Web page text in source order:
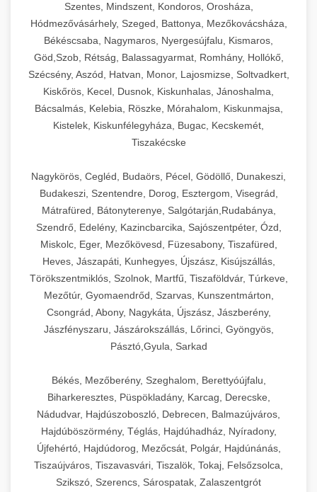
Szentes, Mindszent, Kondoros, Orosháza,
Hódmezővásárhely, Szeged, Battonya, Mezőkovácsháza,
Békéscsaba, Nagymaros, Nyergesújfalu, Kismaros,
Göd,Szob, Rétság, Balassagyarmat, Romhány, Hollókő,
Szécsény, Aszód, Hatvan, Monor, Lajosmizse, Soltvadkert,
Kiskőrös, Kecel, Dusnok, Kiskunhalas, Jánoshalma,
Bácsalmás, Kelebia, Röszke, Mórahalom, Kiskunmajsa,
Kistelek, Kiskunfélegyháza, Bugac, Kecskemét,
Tiszakécske
Nagykörös, Cegléd, Budaörs, Pécel, Gödöllő, Dunakeszi,
Budakeszi, Szentendre, Dorog, Esztergom, Visegrád,
Mátrafüred, Bátonyterenye, Salgótarján,Rudabánya,
Szendrő, Edelény, Kazincbarcika, Sajószentpéter, Ózd,
Miskolc, Eger, Mezőkövesd, Füzesabony, Tiszafüred,
Heves, Jászapáti, Kunhegyes, Újszász, Kisújszállás,
Törökszentmiklós, Szolnok, Martfű, Tiszaföldvár, Túrkeve,
Mezőtúr, Gyomaendrőd, Szarvas, Kunszentmárton,
Csongrád, Abony, Nagykáta, Újszász, Jászberény,
Jászfényszaru, Jászárokszállás, Lőrinci, Gyöngyös,
Pásztó,Gyula, Sarkad
Békés, Mezőberény, Szeghalom, Berettyóújfalu,
Biharkeresztes, Püspökladány, Karcag, Derecske,
Nádudvar, Hajdúszoboszló, Debrecen, Balmazújváros,
Hajdúböszörmény, Téglás, Hajdúhadház, Nyíradony,
Újfehértó, Hajdúdorog, Mezőcsát, Polgár, Hajdúnánás,
Tiszaújváros, Tiszavasvári, Tiszalök, Tokaj, Felsőzsolca,
Szikszó, Szerencs, Sárospatak, Zalaszentgrót